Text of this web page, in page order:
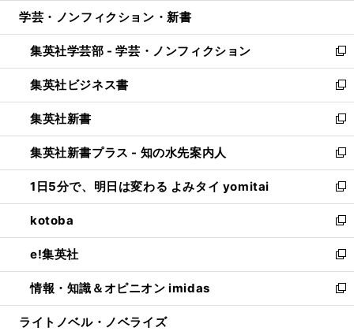
開
く
ウ
で
開
く
ン
ド
ウ
で
開
く
し
ウ
ィ
ン
ド
ウ
で
開
く
学芸・ノンフィクション・新書
集英社学芸部 - 学芸・ノンフィクション
新
し
い
ウ
ィ
ン
ド
ウ
で
開
く
集英社ビジネス書
新
し
い
ウ
ィ
ン
ド
ウ
で
開
く
集英社新書
新
し
い
ウ
ィ
ン
ド
ウ
で
開
く
集英社新書プラス - 知の水先案内人
新
し
い
ウ
ィ
ン
ド
ウ
で
開
1日5分で、明日は変わる よみタイ yomitai
新
し
い
ウ
ィ
ン
ド
ウ
kotoba
新
し
い
ウ
ィ
ン
e!集英社
新
し
い
ウ
情報・知識＆オピニオン imidas
新
し
ライトノベル・ノベライズ